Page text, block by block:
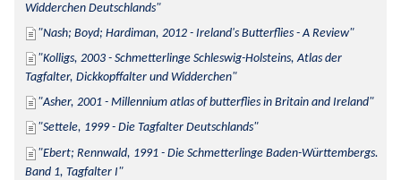
Widderchen Deutschlands
Nash; Boyd; Hardiman, 2012 - Ireland's Butterflies - A Review
Kolligs, 2003 - Schmetterlinge Schleswig-Holsteins, Atlas der
Tagfalter, Dickkopffalter und Widderchen
Asher, 2001 - Millennium atlas of butterflies in Britain and Ireland
Settele, 1999 - Die Tagfalter Deutschlands
Ebert; Rennwald, 1991 - Die Schmetterlinge Baden-Württembergs.
Band 1, Tagfalter I